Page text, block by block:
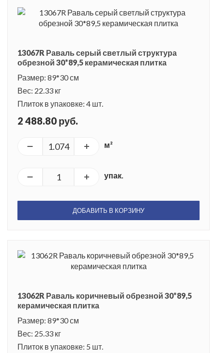
13067R Раваль серый светлый структура
обрезной 30*89,5 керамическая плитка
Размер: 89*30 см
Вес: 22.33 кг
Плиток в упаковке: 4 шт.
2 488.80 руб.
м²
упак.
ДОБАВИТЬ В КОРЗИНУ
13062R Раваль коричневый обрезной 30*89,5
керамическая плитка
Размер: 89*30 см
Вес: 25.33 кг
Плиток в упаковке: 5 шт.